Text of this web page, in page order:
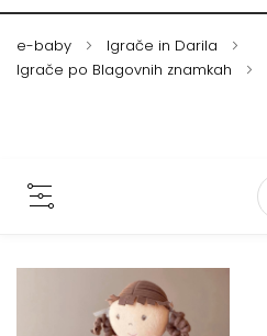
e-baby
Igrače in Darila
Igrače po Blagovnih znamkah